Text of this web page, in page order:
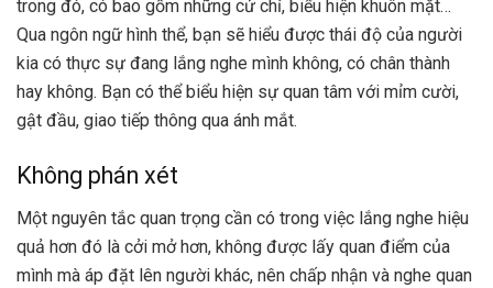
trong đó, có bao gồm những cử chỉ, biểu hiện khuôn mặt…
Qua ngôn ngữ hình thể, bạn sẽ hiểu được thái độ của người
kia có thực sự đang lắng nghe mình không, có chân thành
hay không. Bạn có thể biểu hiện sự quan tâm với mỉm cười,
gật đầu, giao tiếp thông qua ánh mắt.
Không phán xét
Một nguyên tắc quan trọng cần có trong việc lắng nghe hiệu
quả hơn đó là cởi mở hơn, không được lấy quan điểm của
mình mà áp đặt lên người khác, nên chấp nhận và nghe quan